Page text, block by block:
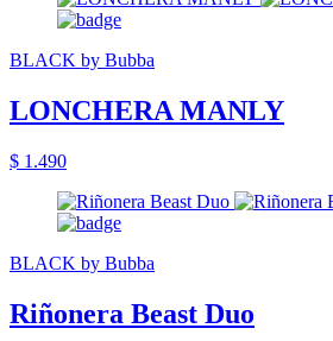
BLACK by Bubba
LONCHERA MANLY
$ 1.490
BLACK by Bubba
Riñonera Beast Duo